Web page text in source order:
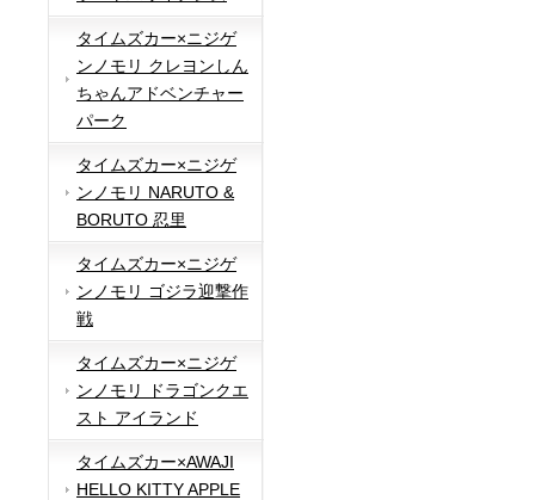
タイムズカー×ニジゲ
ンノモリ クレヨンしん
ちゃんアドベンチャー
パーク
タイムズカー×ニジゲ
ンノモリ NARUTO &
BORUTO 忍里
タイムズカー×ニジゲ
ンノモリ ゴジラ迎撃作
戦
タイムズカー×ニジゲ
ンノモリ ドラゴンクエ
スト アイランド
タイムズカー×AWAJI
HELLO KITTY APPLE